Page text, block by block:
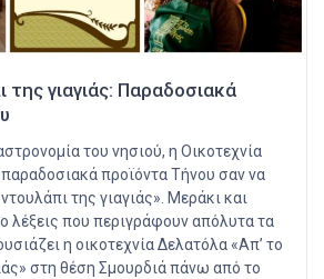
της γιαγιάς: Παραδοσιακά
του νησιού, η Οικοτεχνία
προϊόντα Τήνου σαν να
της γιαγιάς». Μεράκι και
λέξεις που περιγράφουν απόλυτα τα
η οικοτεχνία Δελατόλα «Απ’ το
στη θέση Σμουρδιά πάνω από το